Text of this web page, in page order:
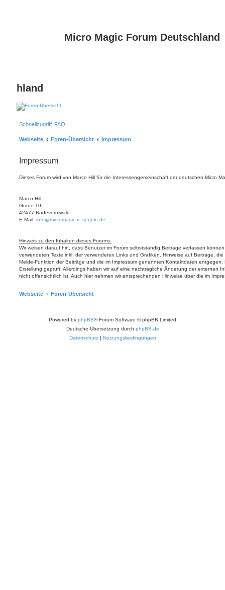
Micro Magic Forum Deutschland
hland
Schnellzugriff FAQ
Webseite Foren-Übersicht Impressum
Impressum
Dieses Forum wird von Marco Hill für die Interessengemeinschaft der deutschen Micro
Marco Hill
Grüne 10
42477 Radevormwald
E-Mail: info@micromagic-rc-segeln.de
Hinweis zu den Inhalten dieses Forums:
Wir weisen darauf hin, dass Benutzer im Forum selbstständig Beiträge verfassen
verwendeten Texte inkl. der verwendeten Links und Grafiken. Hinweise auf Beiträge,
Melde-Funktion der Beiträge und die im Impressum genannten Kontaktdaten
Erstellung geprüft. Allerdings haben wir auf eine nachträgliche Änderung der externen
nicht offensichtlich ist. Auch hier nehmen wir entsprechenden Hinweise über die im
Webseite Foren-Übersicht
Powered by phpBB® Forum Software © phpBB Limited
Deutsche Übersetzung durch phpBB.de
Datenschutz| Nutzungsbedingungen